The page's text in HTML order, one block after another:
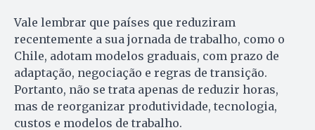
Vale lembrar que países que reduziram
recentemente a sua jornada de trabalho, como o
Chile, adotam modelos graduais, com prazo de
adaptação, negociação e regras de transição.
Portanto, não se trata apenas de reduzir horas,
mas de reorganizar produtividade, tecnologia,
custos e modelos de trabalho.